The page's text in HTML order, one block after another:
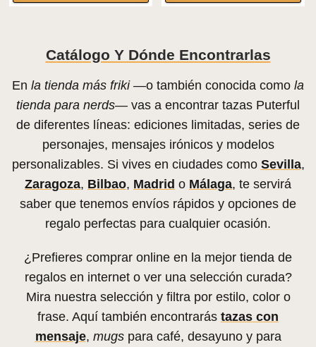
Catálogo Y Dónde Encontrarlas
En la tienda más friki—o también conocida como la
tienda para nerds— vas a encontrar tazas Puterful
de diferentes líneas: ediciones limitadas, series de
personajes, mensajes irónicos y modelos
personalizables. Si vives en ciudades como Sevilla,
Zaragoza, Bilbao, Madrid o Málaga, te servirá
saber que tenemos envíos rápidos y opciones de
regalo perfectas para cualquier ocasión.
¿Prefieres comprar online en la mejor tienda de
regalos en internet o ver una selección curada?
Mira nuestra selección y filtra por estilo, color o
frase. Aquí también encontrarás tazas con
mensaje, mugspara café, desayuno y para